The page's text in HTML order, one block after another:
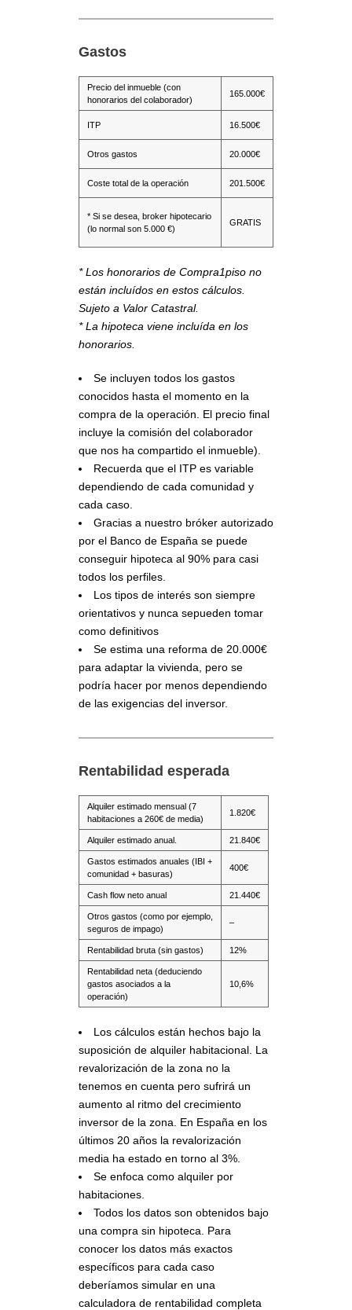
Gastos
Precio del inmueble (con
honorarios del colaborador)
165.000€
ITP 16.500€
Otros gastos 20.000€
Coste total de la operación 201.500€
* Si se desea, broker hipotecario
(lo normal son 5.000 €)
GRATIS
* Los honorarios de Compra1piso no
están incluídos en estos cálculos.
Sujeto a Valor Catastral.
* La hipoteca viene incluída en los
honorarios.
Se incluyen todos los gastos
conocidos hasta el momento en la
compra de la operación. El precio final
incluye la comisión del colaborador
que nos ha compartido el inmueble).
Recuerda que el ITP es variable
dependiendo de cada comunidad y
cada caso.
Gracias a nuestro bróker autorizado
por el Banco de España se puede
conseguir hipoteca al 90% para casi
todos los perfiles.
Los tipos de interés son siempre
orientativos y nunca sepueden tomar
como definitivos
Se estima una reforma de 20.000€
para adaptar la vivienda, pero se
podría hacer por menos dependiendo
de las exigencias del inversor.
Rentabilidad esperada
Alquiler estimado mensual (7
habitaciones a 260€ de media)
1.820€
Alquiler estimado anual. 21.840€
Gastos estimados anuales (IBI +
comunidad + basuras)
400€
Cash flow neto anual 21.440€
Otros gastos (como por ejemplo,
seguros de impago)
–
Rentabilidad bruta (sin gastos) 12%
Rentabilidad neta (deduciendo
gastos asociados a la
operación)
10,6%
Los cálculos están hechos bajo la
suposición de alquiler habitacional. La
revalorización de la zona no la
tenemos en cuenta pero sufrirá un
aumento al ritmo del crecimiento
inversor de la zona. En España en los
últimos 20 años la revalorización
media ha estado en torno al 3%.
Se enfoca como alquiler por
habitaciones.
Todos los datos son obtenidos bajo
una compra sin hipoteca. Para
conocer los datos más exactos
específicos para cada caso
deberíamos simular en una
calculadora de rentabilidad completa